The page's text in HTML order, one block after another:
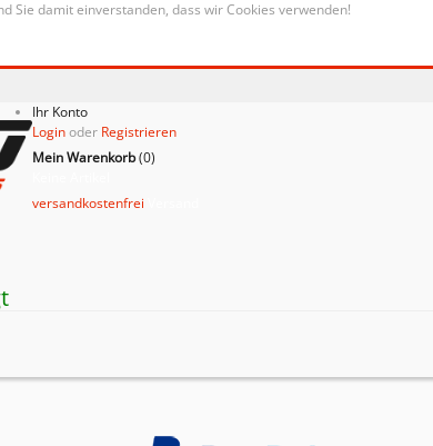
Sie damit einverstanden, dass wir Cookies verwenden!
Ihr Konto
Loginoder Registrieren
Mein Warenkorb(0)
versandkostenfrei